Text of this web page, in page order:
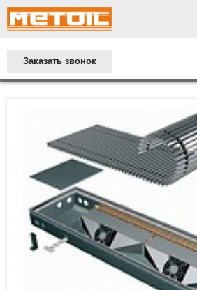
Заказать звонок